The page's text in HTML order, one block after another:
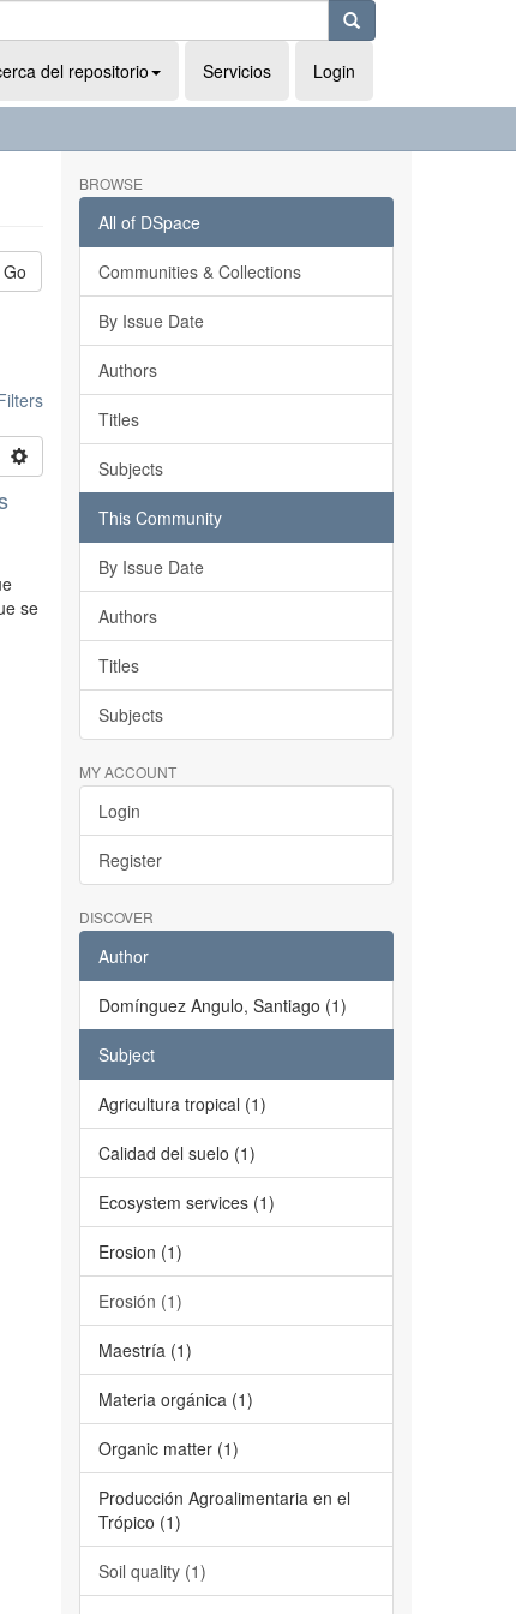
del repositorio Servicios Login
Go
se
BROWSE
All of DSpace
Communities & Collections
By Issue Date
Authors
Titles
Subjects
This Community
By Issue Date
Authors
Titles
Subjects
MY ACCOUNT
Login
Register
DISCOVER
Author
Domínguez Angulo, Santiago (1)
Subject
Agricultura tropical (1)
Calidad del suelo (1)
Ecosystem services (1)
Erosion (1)
Erosión (1)
Maestría (1)
Materia orgánica (1)
Organic matter (1)
Producción Agroalimentaria en el
Trópico (1)
Soil quality (1)